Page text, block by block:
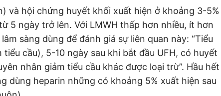
và hội chứng huyết khối xuất hiện ở khoảng 3-5%
5 ngày trở lên. Với LMWH thấp hơn nhiều, ít hơn
sàng dùng để đánh giá sự liên quan này: “Tiểu
cầu), 5-10 ngày sau khi bắt đầu UFH, có huyết
nhân giảm tiểu cầu khác được loại trừ”. Hầu hết
dùng heparin những có khoảng 5% xuất hiện sau